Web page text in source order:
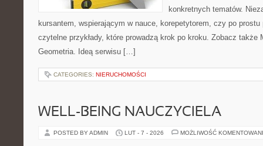
konkretnych tematów.
kursantem, wspierającym w nauce, korepetytorem, czy po
czytelne przykłady, które prowadzą krok po kroku. Zobacz także
Geometria. Ideą serwisu […]
CATEGORIES: NIERUCHOMOŚCI
WELL-BEING NAUCZYCIELA
POSTED BY ADMIN LUT - 7 - 2026 MOŻLIWOŚĆ